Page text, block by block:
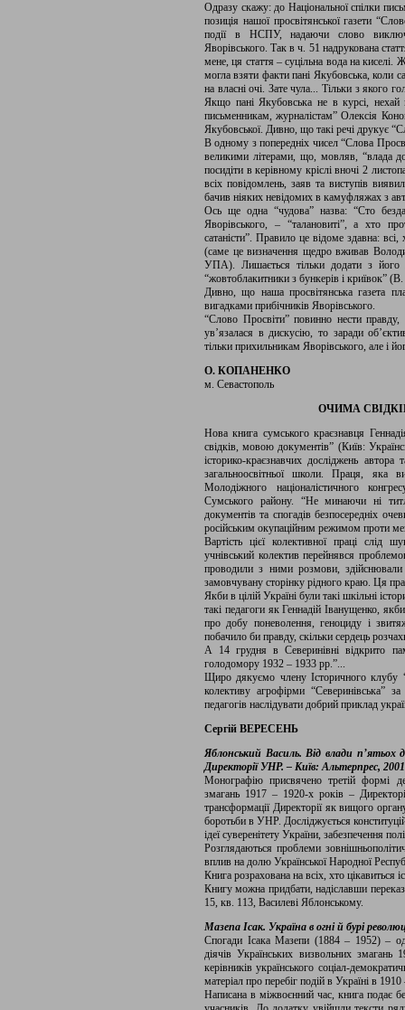
Одразу скажу: до Національної спілки
позиція нашої просвітянської газети
події в НСПУ, надаючи слово
Яворівського. Так в ч. 51 надрукована
мене, ця стаття – суцільна вода на
могла взяти факти пані Якубовська, коли
на власні очі. Зате чула... Тільки з якого
Якщо пані Якубовська не в курсі, нехай
письменникам, журналістам” Олексія
Якубовської. Дивно, що такі речі друкує
В одному з попередніх чисел “Слова
великими літерами, що, мовляв, “влада
посидіти в керівному кріслі вночі 2
всіх повідомлень, заяв та виступів
бачив ніяких невідомих в камуфляжах з
Ось ще одна “чудова” назва: “Сто
Яворівського, – “талановиті”, а хто
сатаністи”. Правило це відоме здавна:
(саме це визначення щедро вживав
УПА). Лишається тільки додати з його ж
“жовтоблакитники з бункерів і криївок”
Дивно, що наша просвітянська газета
вигадками прибічників Яворівського.
“Слово Просвіти” повинно нести
ув’язалася в дискусію, то заради
тільки прихильникам Яворівського, але і
О. КОПАНЕНКО
м. Севастополь
ОЧИМА
Нова книга сумського краєзнавця
свідків, мовою документів” (Київ:
історико-краєзнавчих досліджень
загальноосвітньої школи. Праця, яка
Молодіжного націоналістичного
Сумського району. “Не минаючи ні
документів та спогадів безпосередніх
російським окупаційним режимом проти
Вартість цієї колективної праці слід
учнівський колектив перейнявся
проводили з ними розмови,
замовчувану сторінку рідного краю. Ця
Якби в цілій Україні були такі шкільні
такі педагоги як Геннадій Іванущенко,
про добу поневолення, геноциду і
побачило би правду, скільки сердець
А 14 грудня в Северинівні відкрито
голодомору 1932 – 1933 рр.”...
Щиро дякуємо члену Історичного клубу
колективу агрофірми “Северинівська”
педагогів наслідувати добрий приклад
Сергій ВЕРЕСЕНЬ
Яблонський Василь. Від влади п’ятьох
Директорії УНР. – Київ: Альтерпрес,
Монографію присвячено третій формі
змагань 1917 – 1920-х років –
трансформації Директорії як вищого
боротьби в УНР. Досліджується
ідеї суверенітету України, забезпечення
Розглядаються проблеми
вплив на долю Української Народної
Книга розрахована на всіх, хто цікавиться
Книгу можна придбати, надіславши
15, кв. 113, Василеві Яблонському.
Мазепа Ісак. Україна в огні й бурі
Спогади Ісака Мазепи (1884 – 1952) –
діячів Українських визвольних
керівників українського соціал-
матеріал про перебіг подій в Україні в
Написана в міжвоєнний час, книга подає